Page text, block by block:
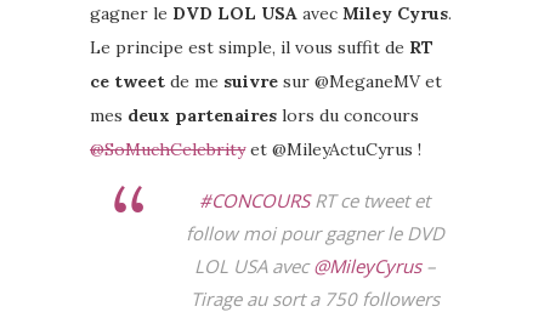
gagner le DVD LOL USA avec Miley Cyrus.
Le principe est simple, il vous suffit de RT
ce tweet de me suivre sur @MeganeMV et
mes deux partenaires lors du concours
@SoMuchCelebrityet @MileyActuCyrus !
#CONCOURSRT ce tweet et
follow moi pour gagner le DVD
LOL USA avec@MileyCyrus–
Tirage au sort a 750 followers